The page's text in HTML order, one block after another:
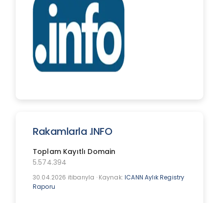
Rakamlarla .INFO
Toplam Kayıtlı Domain
5.574.394
30.04.2026 itibarıyla · Kaynak:ICANN Aylık Registry
Raporu